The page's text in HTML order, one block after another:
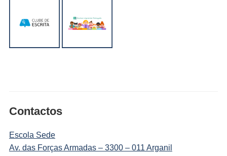
Contactos
Escola Sede
Av. das Forças Armadas – 3300 – 011 Arganil